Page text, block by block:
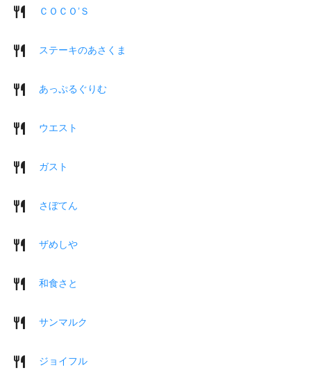
ＣＯＣＯ’Ｓ
ステーキのあさくま
あっぷるぐりむ
ウエスト
ガスト
さぼてん
ザめしや
和食さと
サンマルク
ジョイフル